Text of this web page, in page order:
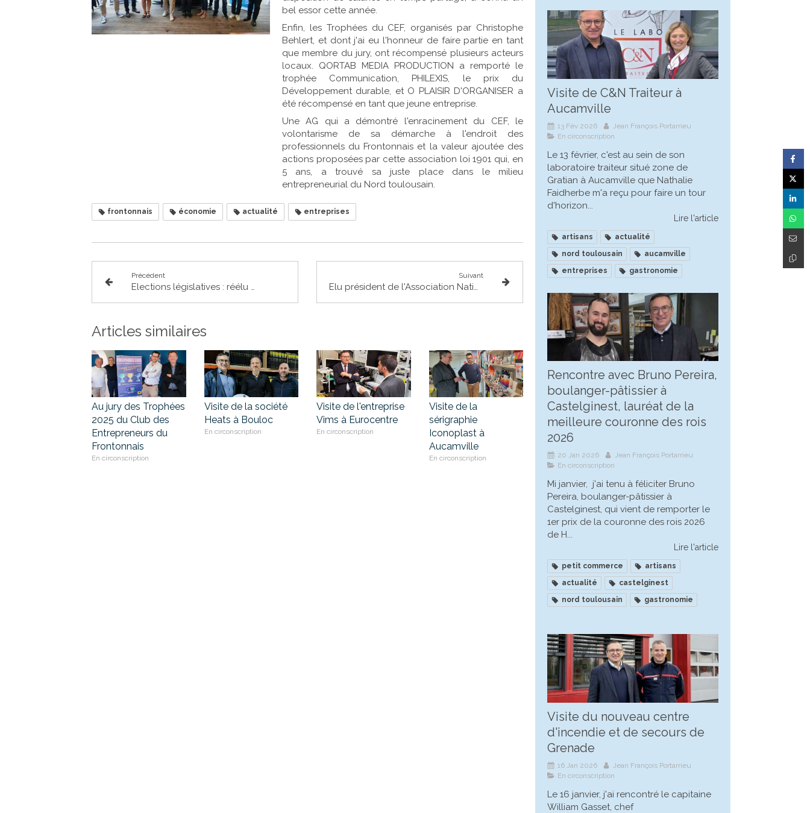
bel essor cette année.
Enfin, les Trophées du CEF, organisés par Christophe
Behlert, et dont j'ai eu l'honneur de faire partie en tant
que membre du jury, ont récompensé plusieurs acteurs
locaux. QORTAB MEDIA PRODUCTION a remporté le
trophée Communication, PHILEXIS, le prix du
Développement durable, et O PLAISIR D'ORGANISER a
été récompensé en tant que jeune entreprise.
Une AG qui a démontré l'enracinement du CEF, le
volontarisme de sa démarche à l'endroit des
professionnels du Frontonnais et la valeur ajoutée des
actions proposées par cette association loi 1901 qui, en
5 ans, a trouvé sa juste place dans le milieu
entrepreneurial du Nord toulousain.
frontonnais économie actualité entreprises
Précédent
Elections législatives : réélu pour un 3ème mandat de député
Suivant
Elu président de l'Association Nationale des Elus de la Vigne et du vin (ANEV)
Articles similaires
Au jury des Trophées
2025 du Club des
Entrepreneurs du
Frontonnais
En circonscription
Visite de la société
Heats à Bouloc
En circonscription
Visite de l'entreprise
Vims à Eurocentre
En circonscription
Visite de la
sérigraphie
Iconoplast à
Aucamville
En circonscription
Visite de C&N Traiteur à
Aucamville
13 Fév 2026
Jean François Portarrieu
En circonscription
Le 13 février, c'est au sein de son
laboratoire traiteur situé zone de
Gratian à Aucamville que Nathalie
Faidherbe m'a reçu pour faire un tour
d'horizon...
Lire l'article
artisans
actualité
nord toulousain
aucamville
entreprises
gastronomie
Rencontre avec Bruno Pereira,
boulanger-pâtissier à
Castelginest, lauréat de la
meilleure couronne des rois
2026
20 Jan 2026
Jean François Portarrieu
En circonscription
Mi janvier, j'ai tenu à féliciter Bruno
Pereira, boulanger-pâtissier à
Castelginest, qui vient de remporter le
1er prix de la couronne des rois 2026
de H...
Lire l'article
petit commerce
artisans
actualité
castelginest
nord toulousain
gastronomie
Visite du nouveau centre
d'incendie et de secours de
Grenade
16 Jan 2026
Jean François Portarrieu
En circonscription
Le 16 janvier, j'ai rencontré le capitaine
William Gasset, chef